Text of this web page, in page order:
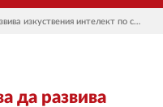
Вигенин: Европа трябва да развива изкуствения интелект по свой модел -конкурентен и отговорен към хората
да развива